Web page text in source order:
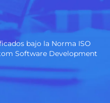
bajo la Norma ISO
Software Development